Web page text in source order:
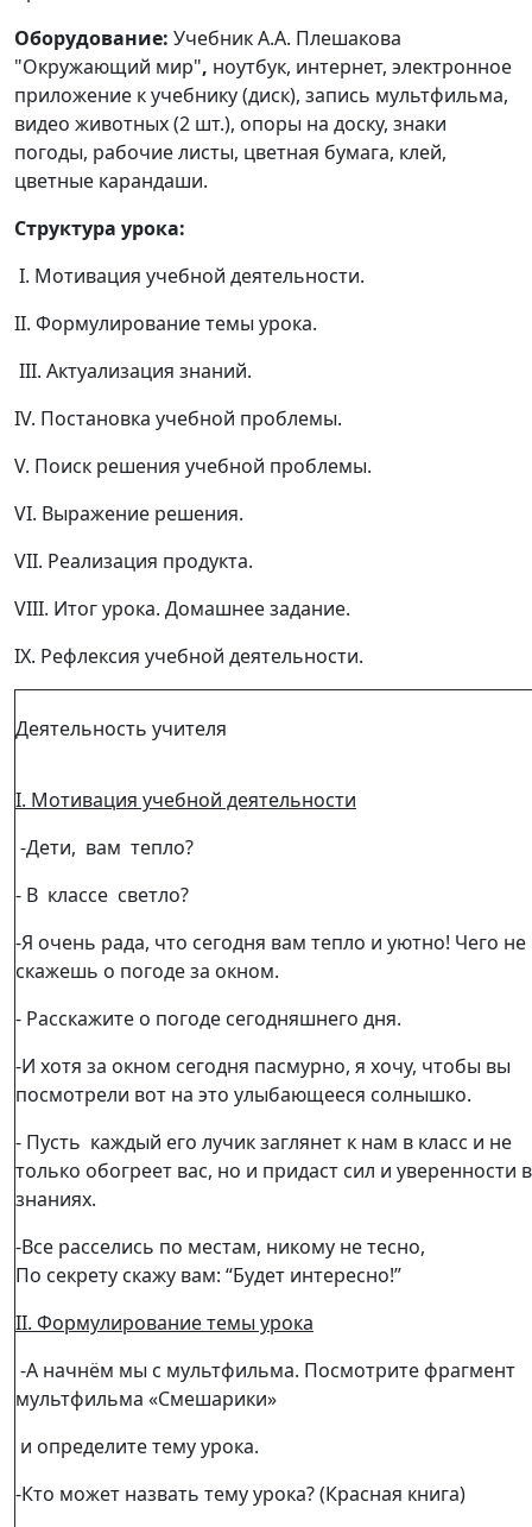
Оборудование: Учебник А.А. Плешакова
"Окружающий мир", ноутбук, интернет, электронное
приложение к учебнику (диск), запись мультфильма,
видео животных (2 шт.), опоры на доску, знаки
погоды, рабочие листы, цветная бумага, клей,
цветные карандаши.
Структура урока:
I. Мотивация учебной деятельности.
II. Формулирование темы урока.
III. Актуализация знаний.
IV. Постановка учебной проблемы.
V. Поиск решения учебной проблемы.
VI. Выражение решения.
VII. Реализация продукта.
VIII. Итог урока. Домашнее задание.
IX. Рефлексия учебной деятельности.
Деятельность учителя
I. Мотивация учебной деятельности
-Дети, вам тепло?
- В классе светло?
-Я очень рада, что сегодня вам тепло и уютно! Чего не
скажешь о погоде за окном.
- Расскажите о погоде сегодняшнего дня.
-И хотя за окном сегодня пасмурно, я хочу, чтобы вы
посмотрели вот на это улыбающееся солнышко.
- Пусть каждый его лучик заглянет к нам в класс и не
только обогреет вас, но и придаст сил и уверенности в
знаниях.
-Все расселись по местам, никому не тесно,
По секрету скажу вам: “Будет интересно!”
II. Формулирование темы урока
-А начнём мы с мультфильма. Посмотрите фрагмент
мультфильма «Смешарики»
и определите тему урока.
-Кто может назвать тему урока? (Красная книга)